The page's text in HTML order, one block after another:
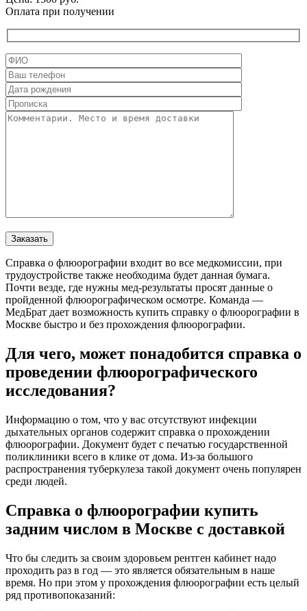
Оплата при получении
Справка о флюорографии входит во все медкомиссии, при
трудоустройстве также необходима будет данная бумага.
Почти везде, где нужны мед-результаты просят данные о
пройденной флюорографическом осмотре. Команда —
МедБрат дает возможность купить справку о флюорографии в
Москве быстро и без прохождения флюорографии.
Для чего, может понадобится справка о
проведении флюорографического
исследования?
Информацию о том, что у вас отсутствуют инфекции
дыхательных органов содержит справка о прохождении
флюорографии. Документ будет с печатью государственной
поликлиники всего в клике от дома. Из-за большого
распространения туберкулеза такой документ очень популярен
среди людей.
Справка о флюорографии купить
задним числом в Москве с доставкой
Что бы следить за своим здоровьем рентген кабинет надо
проходить раз в год — это является обязательным в наше
время. Но при этом у прохождения флюорографии есть целый
ряд противопоказаний: